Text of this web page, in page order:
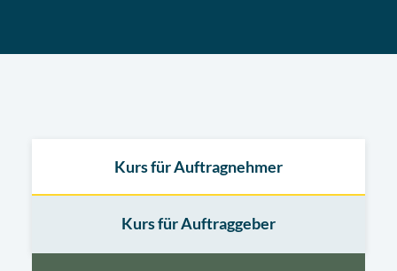
Kurs für Auftragnehmer
Kurs für Auftraggeber